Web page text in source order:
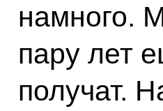
намного.
пару лет
получат.